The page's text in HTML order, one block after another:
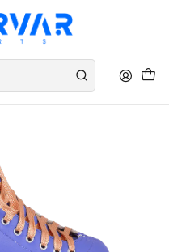
CHILE